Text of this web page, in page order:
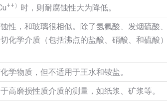
++） 时，则耐腐蚀性大为降低。
性，和玻璃很相似。除了氢氟酸、发烟硫酸
化学介质（包括沸点的盐酸、硝酸、和硫酸
学物质，但不适用于王水和铵盐。
高磨损性质介质的测量，如纸浆、矿浆等。